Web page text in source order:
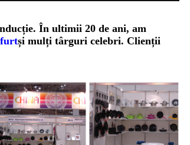
În ultimii 20 de ani, am
și mulți târguri celebri. Clienții